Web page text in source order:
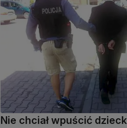
Nie chciał wpuścić